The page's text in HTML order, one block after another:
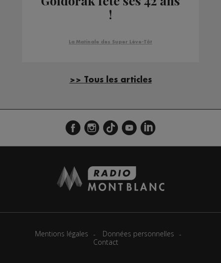
!
La Matinale des Super Lève-Tôt
>> Tous les articles
Mentions légales
Données personnelles
Contact